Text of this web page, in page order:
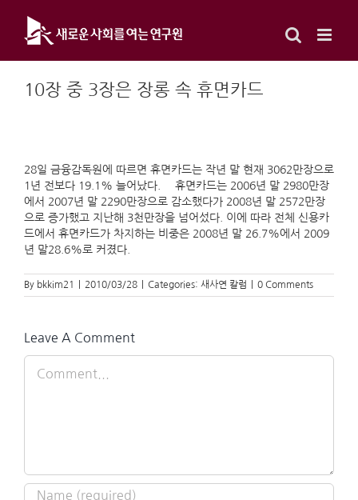
content
10장 중 3장은 장롱 속 휴면카드
28일 금융감독원에 따르면 휴면카드는 작년 말 현재 3062만장으로
1년 전보다 19.1% 늘어났다. 휴면카드는 2006년 말 2980만장
에서 2007년 말 2290만장으로 감소했다가 2008년 말 2572만장
으로 증가했고 지난해 3천만장을 넘어섰다. 이에 따라 전체 신용카
드에서 휴면카드가 차지하는 비중은 2008년 말 26.7%에서 2009
년 말28.6%로 커졌다.
By bkkim21 2010/03/28 Categories: 새사연 칼럼 0 Comments
Leave A Comment